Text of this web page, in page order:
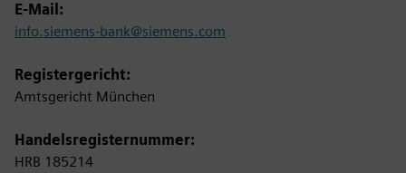
E-Mail:
info.siemens-bank@siemens.com
Registergericht:
Amtsgericht München
Handelsregisternummer:
HRB 185214